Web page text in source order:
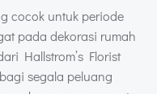
cocok untuk periode
pada dekorasi rumah
Hallstrom’s Florist
segala peluang